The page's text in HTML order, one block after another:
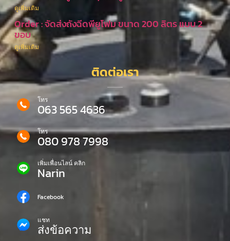
ดูเพิ่มเติม
Order : จัดส่งถังฉีดพียูโฟม ขนาด 200 ลิตร แบบ 2
ขอบ
ดูเพิ่มเติม
ติดต่อเรา
โทร
063 565 4636
โทร
080 978 7998
เพิ่มเพื่อนไลน์ คลิก
Narin
Facebook
แชท
ส่งข้อความ